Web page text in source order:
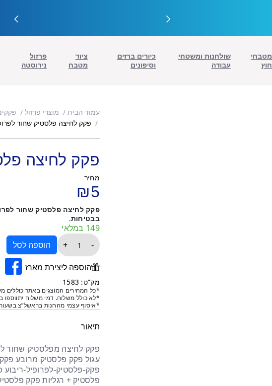
מטבחי
חוץ
שולחנות ומשטחי
עבודה
כיורים ברזים
וסיפונים
ציוד
מטבח
פרזול
נירוסטה
עמוד הבית מוצרי פרזול
פקק לחיצה פלסטיק שחור
פקק לחיצה
מחיר
₪5
פקק לחיצה פלסטיק שחור
בבטיחות.
149 במלאי
-
כמות
פקק
לחיצה
פלסטיק
שחור
לפרופיל
50
+ הוספה לסל
הוספה ליצירת מארז
מק”ט: 1583
*כל המחירים המוצגים באתר כוללים
*לא כולל משלוח. דמי משלוח יתווספו
*איסוף עצמי מהחנות בראשל”צ
תיאור
עגול פקק פלסטיק מרובע
פקק-פלסטיק-לפרופיל-
פלסטיק + רגליות פקק